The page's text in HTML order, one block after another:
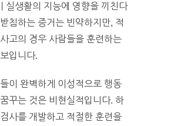
실생활의 지능에 영향을 끼친다
침하는 증거는 빈약하지만, 적
고의 경우 사람들을 훈련하는
입니다.
이 완벽하게 이성적으로 행동
꾸는 것은 비현실적입니다. 하
사를 개발하고 적절한 훈련을